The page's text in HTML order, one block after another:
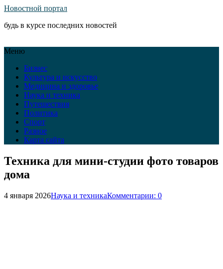
Новостной портал
будь в курсе последних новостей
Меню
Бизнес
Культура и искусство
Медицина и здоровье
Наука и техника
Путешествия
Политика
Спорт
Разное
Карта сайта
Техника для мини-студии фото товаров
дома
4 января 2026Наука и техникаКомментарии: 0